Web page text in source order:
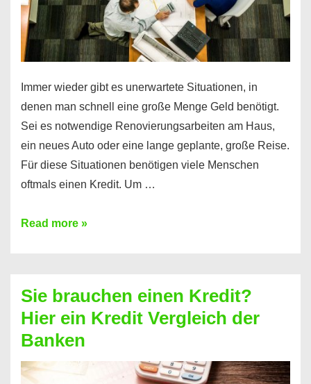
Immer wieder gibt es unerwartete Situationen, in
denen man schnell eine große Menge Geld benötigt.
Sei es notwendige Renovierungsarbeiten am Haus,
ein neues Auto oder eine lange geplante, große Reise.
Für diese Situationen benötigen viele Menschen
oftmals einen Kredit. Um …
Brauchen
Summe
Geld?
Hier
einen
10000
Read more »
Sie brauchen einen Kredit?
Hier ein Kredit Vergleich der
Banken